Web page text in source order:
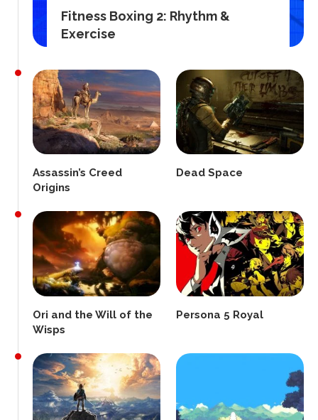
Fitness Boxing 2: Rhythm &
Exercise
Assassin’s Creed
Origins
Dead Space
Ori and the Will of the
Wisps
Persona 5 Royal